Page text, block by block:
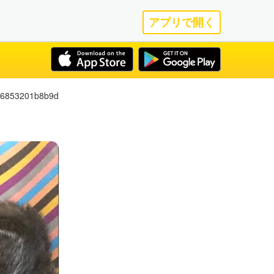
アプリで開く